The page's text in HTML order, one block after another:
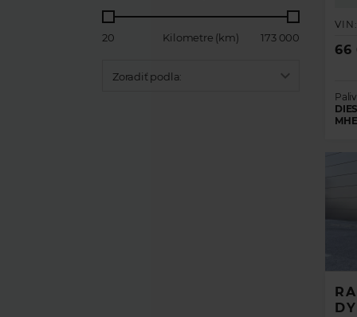
20 Kilometre (km) 173 000
Zoradiť podla:
VIN:
66